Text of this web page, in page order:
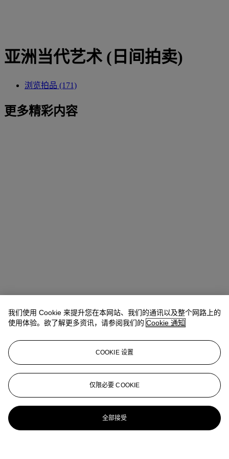
亚洲当代艺术 (日间拍卖)
浏览拍品 (171)
更多精彩内容
我们使用 Cookie 来提升您在本网站、我们的通讯以及整个网路上的
使用体验。欲了解更多资讯，请参阅我们的 Cookie 通知
COOKIE 设置
仅限必要 COOKIE
全部接受